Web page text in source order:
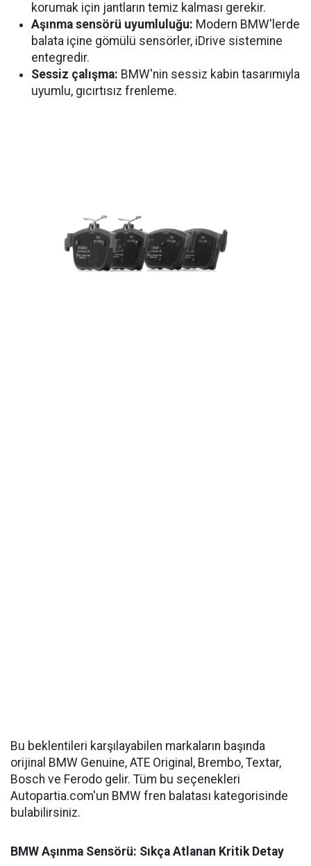
korumak için jantların temiz kalması gerekir.
Aşınma sensörü uyumluluğu: Modern BMW'lerde
balata içine gömülü sensörler, iDrive sistemine
entegredir.
Sessiz çalışma: BMW'nin sessiz kabin tasarımıyla
uyumlu, gıcırtısız frenleme.
Bu beklentileri karşılayabilen markaların başında
orijinal BMW Genuine, ATE Original, Brembo, Textar,
Bosch ve Ferodo gelir. Tüm bu seçenekleri
Autopartia.com'un BMW fren balatası kategorisinde
bulabilirsiniz.
BMW Aşınma Sensörü: Sıkça Atlanan Kritik Detay